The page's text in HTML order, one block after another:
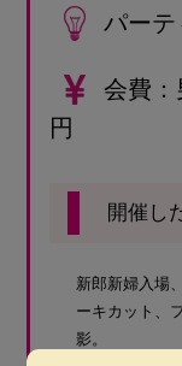
パーテ
会費
円
開催し
新郎新婦入場
ーキカット、
影。